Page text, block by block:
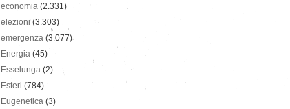
economia (2.331)
elezioni (3.303)
emergenza (3.077)
Energia (45)
Esselunga (2)
Esteri (784)
Eugenetica (3)